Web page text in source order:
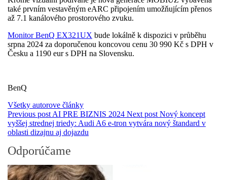
také prvním vestavěným eARC připojením umožňujícím přenos
až 7.1 kanálového prostorového zvuku.
Monitor BenQ EX321UX bude lokálně k dispozici v průběhu
srpna 2024 za doporučenou koncovou cenu 30 990 Kč s DPH v
Česku a 1190 eur s DPH na Slovensku.
BenQ
Všetky autorove články
Previous post AI PRE BIZNIS 2024 Next post Nový koncept
vyššej strednej triedy: Audi A6 e-tron vytvára nový štandard v
oblasti dizajnu aj dojazdu
Odporúčame